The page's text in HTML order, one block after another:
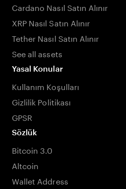
Cardano Nasıl Satın Alınır
XRP Nasıl Satın Alınır
Tether Nasıl Satın Alınır
See all assets
Yasal Konular
Kullanım Koşulları
Gizlilik Politikası
GPSR
Sözlük
Bitcoin 3.0
Altcoin
Wallet Address